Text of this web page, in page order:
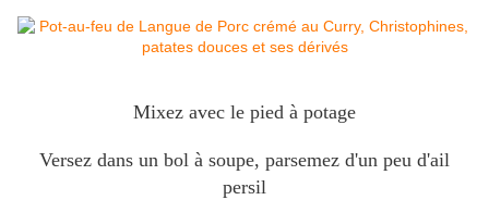
Mixez avec le pied à potage
Versez dans un bol à soupe, parsemez d'un peu d'ail
persil